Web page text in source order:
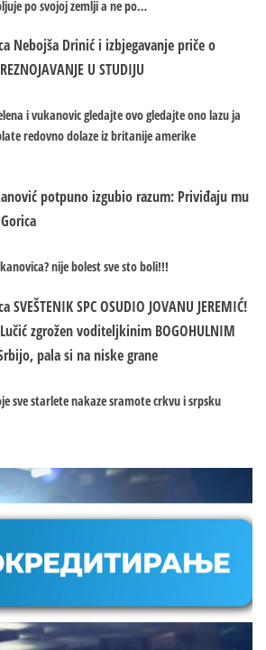
po svojoj zemlji a ne po…
Nebojša Drinić i izbjegavanje priče o
U STUDIJU
i vukanovic gledajte ovo gledajte ono lazu ja
redovno dolaze iz britanije amerike
potpuno izgubio razum: Priviđaju mu
nije bolest sve sto boli!!!
SVEŠTENIK SPC OSUDIO JOVANU JEREMIĆ!
zgrožen voditeljkinim BOGOHULNIM
pala si na niske grane
sve starlete nakaze sramote crkvu i srpsku